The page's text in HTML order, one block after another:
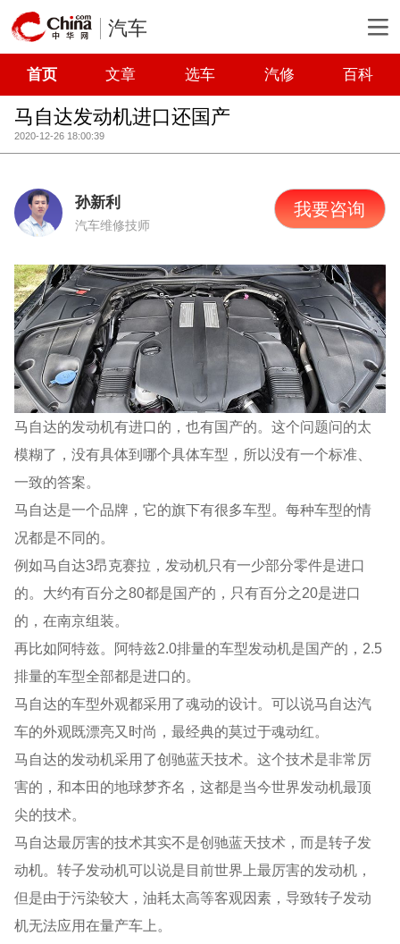
汽车
首页 文章 选车 汽修 百科
马自达发动机进口还国产
2020-12-26 18:00:39
孙新利
汽车维修技师
我要咨询
马自达的发动机有进口的，也有国产的。这个问题问的太
模糊了，没有具体到哪个具体车型，所以没有一个标准、
一致的答案。
马自达是一个品牌，它的旗下有很多车型。每种车型的情
况都是不同的。
例如马自达3昂克赛拉，发动机只有一少部分零件是进口
的。大约有百分之80都是国产的，只有百分之20是进口
的，在南京组装。
再比如阿特兹。阿特兹2.0排量的车型发动机是国产的，2.5
排量的车型全部都是进口的。
马自达的车型外观都采用了魂动的设计。可以说马自达汽
车的外观既漂亮又时尚，最经典的莫过于魂动红。
马自达的发动机采用了创驰蓝天技术。这个技术是非常厉
害的，和本田的地球梦齐名，这都是当今世界发动机最顶
尖的技术。
马自达最厉害的技术其实不是创驰蓝天技术，而是转子发
动机。转子发动机可以说是目前世界上最厉害的发动机，
但是由于污染较大，油耗太高等客观因素，导致转子发动
机无法应用在量产车上。